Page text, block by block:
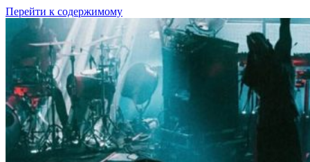
Перейти к содержимому